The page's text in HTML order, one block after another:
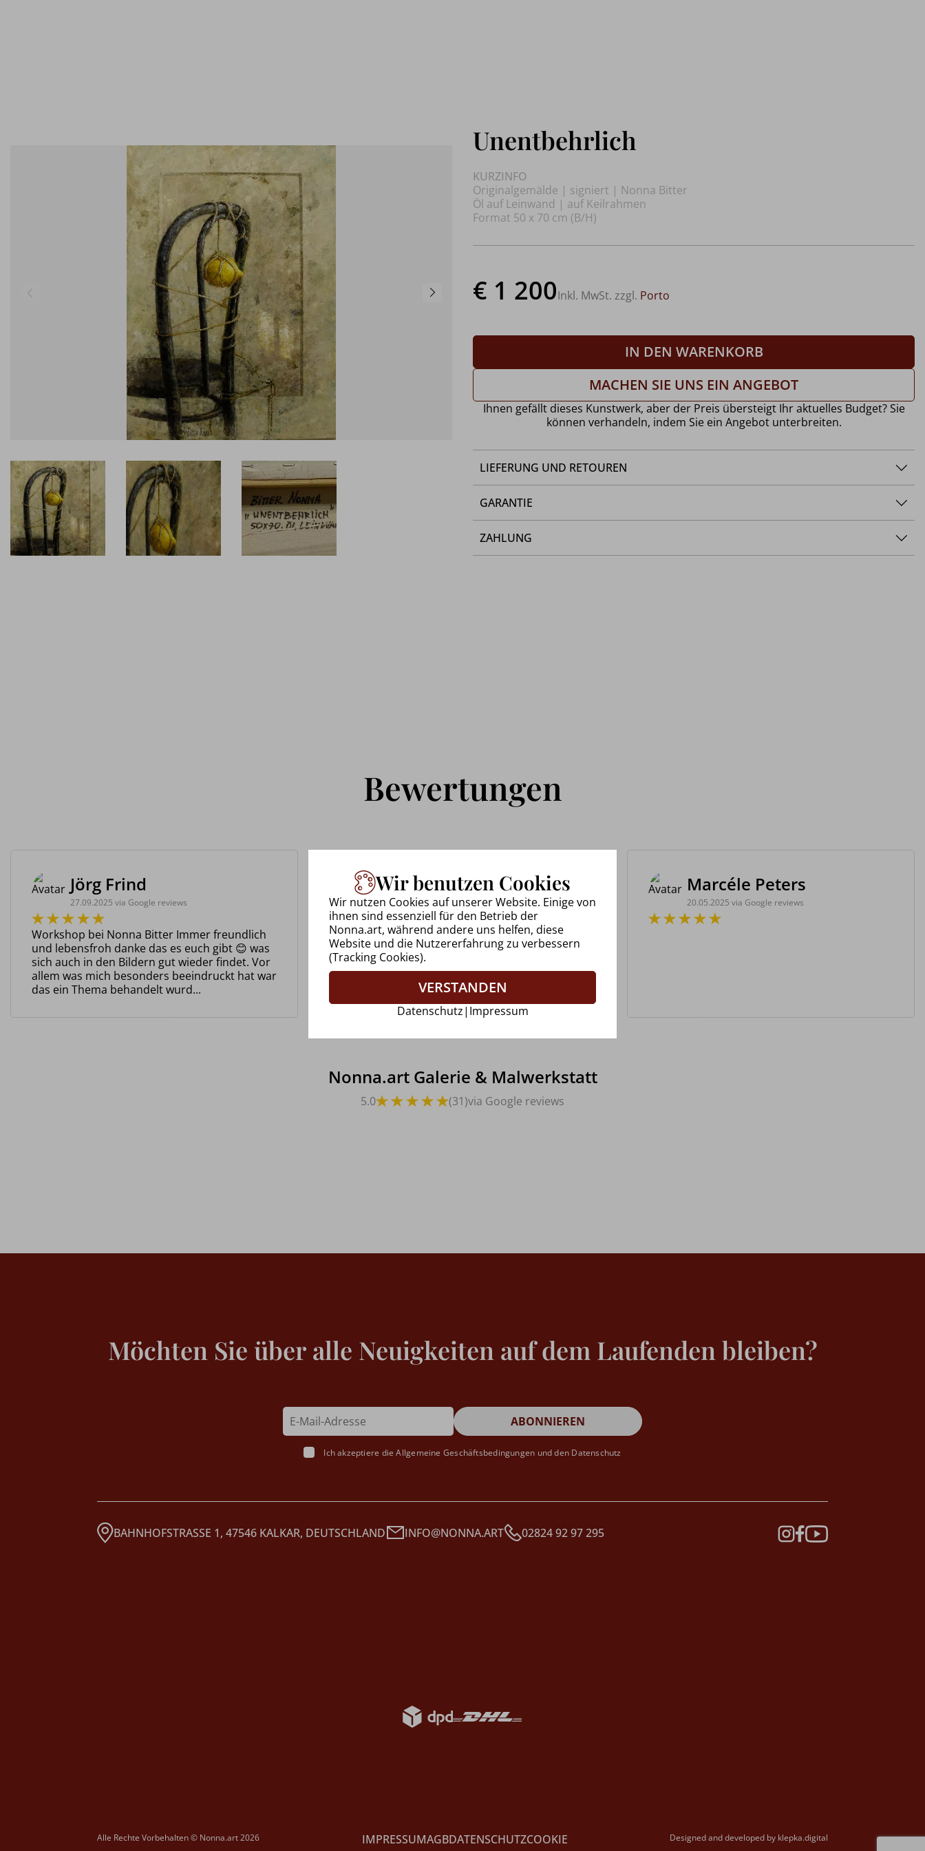
Unentbehrlich
KURZINFO
Originalgemälde | signiert | Nonna Bitter
Öl auf Leinwand | auf Keilrahmen
Format 50 x 70 cm (B/H)
€ 1 200Inkl. MwSt. zzgl. Porto
IN DEN WARENKORB
MACHEN SIE UNS EIN ANGEBOT
Ihnen gefällt dieses Kunstwerk, aber der Preis übersteigt Ihr aktuelles Budget? Sie
können verhandeln, indem Sie ein Angebot unterbreiten.
LIEFERUNG UND RETOUREN
GARANTIE
ZAHLUNG
Bewertungen
Jörg Frind
27.09.2025 via Google reviews
Workshop bei Nonna Bitter Immer freundlich
und lebensfroh danke das es euch gibt 😊 was
sich auch in den Bildern gut wieder findet. Vor
allem was mich besonders beeindruckt hat war
das ein Thema behandelt wurd...
Uwe Walkowiak
28.09.2025 via Google reviews
Marcéle Peters
20.05.2025 via Google reviews
Nonna.art Galerie & Malwerkstatt
5.0 (31)via Google reviews
Wir benutzen Cookies
Wir nutzen Cookies auf unserer Website. Einige von
ihnen sind essenziell für den Betrieb der
Nonna.art, während andere uns helfen, diese
Website und die Nutzererfahrung zu verbessern
(Tracking Cookies).
VERSTANDEN
Datenschutz| Impressum
Möchten Sie über alle Neuigkeiten auf dem Laufenden bleiben?
Ich akzeptiere dieAllgemeine Geschäftsbedingungen und den Datenschutz
BAHNHOFSTRASSE 1, 47546 KALKAR, DEUTSCHLAND INFO@NONNA.ART 02824 92 97 295
Alle Rechte Vorbehalten © Nonna.art 2026 IMPRESSUMAGBDATENSCHUTZCOOKIE Designed and developed by klepka.digital